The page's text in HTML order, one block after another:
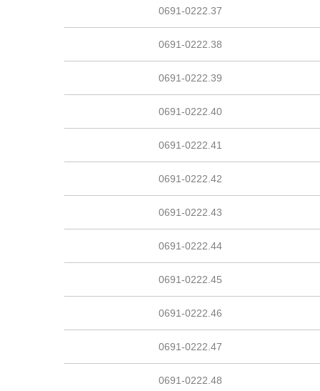
0691-0222.37
0691-0222.38
0691-0222.39
0691-0222.40
0691-0222.41
0691-0222.42
0691-0222.43
0691-0222.44
0691-0222.45
0691-0222.46
0691-0222.47
0691-0222.48